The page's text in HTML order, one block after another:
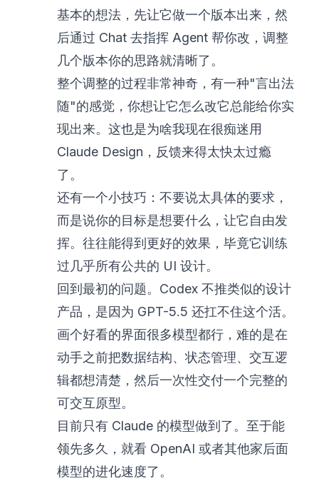
基本的想法，先让它做一个版本出来，然
后通过 Chat 去指挥 Agent 帮你改，调整
几个版本你的思路就清晰了。
整个调整的过程非常神奇，有一种"言出法
随"的感觉，你想让它怎么改它总能给你实
现出来。这也是为啥我现在很痴迷用
Claude Design，反馈来得太快太过瘾
了。
还有一个小技巧：不要说太具体的要求，
而是说你的目标是想要什么，让它自由发
挥。往往能得到更好的效果，毕竟它训练
过几乎所有公共的 UI 设计。
回到最初的问题。Codex 不推类似的设计
产品，是因为 GPT-5.5 还扛不住这个活。
画个好看的界面很多模型都行，难的是在
动手之前把数据结构、状态管理、交互逻
辑都想清楚，然后一次性交付一个完整的
可交互原型。
目前只有 Claude 的模型做到了。至于能
领先多久，就看 OpenAI 或者其他家后面
模型的进化速度了。